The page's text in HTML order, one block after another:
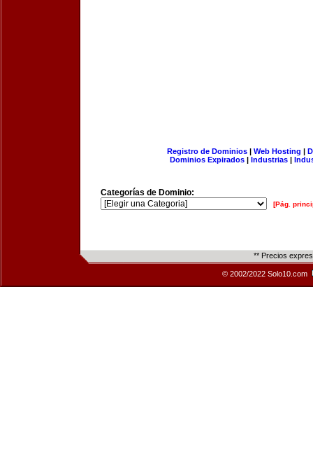
Registro de Dominios| Web Hosting |
Dominios Expirados | Industrias |
Categorías de Dominio:
[Pág.
** Precios
© 2002/2022 Solo10.com